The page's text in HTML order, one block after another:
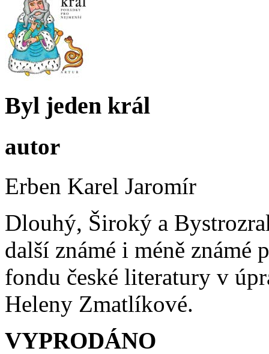
Byl jeden král
autor
Erben Karel Jaromír
Dlouhý, Široký a
další známé i méně známé
fondu české literatury v
Heleny Zmatlíkové.
VYPRODÁNO